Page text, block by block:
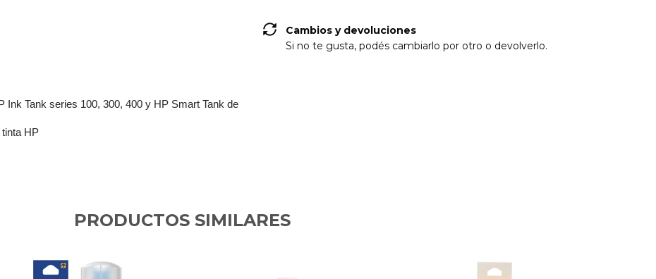
Tank series 100, 300, 400 y HP Smart Tank de
HP
Cambios y devoluciones
Si no te gusta, podés cambiarlo por otro o devolverlo.
PRODUCTOS SIMILARES